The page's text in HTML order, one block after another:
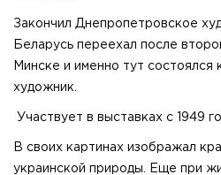
Закончил Днепропетровское
Беларусь переехал после
Минске и именно тут состоялся
художник.
Участвует в выставках с 1949
В своих картинах изображал
украинской природы. Еще при